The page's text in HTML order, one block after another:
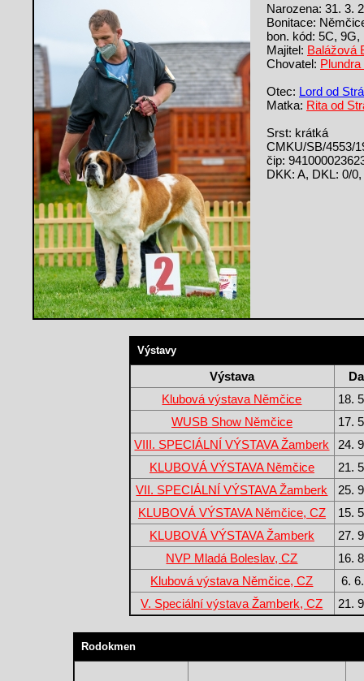
Narozena: 31. 3.
Bonitace:
bon. kód: 5C, 9G,
Majitel: Balážová
Chovatel: Plundra
Otec: Lord od
Matka: Rita od
Srst: krátká
CMKU/SB/4553/
čip:
DKK: A, DKL: 0/
Výstavy
Výstava
Klubová výstava Němčice
18.
WUSB Show Němčice
17.
VIII. SPECIÁLNÍ VÝSTAVA Žamberk
24.
KLUBOVÁ VÝSTAVA Němčice
21.
VII. SPECIÁLNÍ VÝSTAVA Žamberk
25.
KLUBOVÁ VÝSTAVA Němčice, CZ
15.
KLUBOVÁ VÝSTAVA Žamberk
27.
NVP Mladá Boleslav, CZ
16.
Klubová výstava Němčice, CZ
6.
V. Speciální výstava Žamberk, CZ
21.
Rodokmen